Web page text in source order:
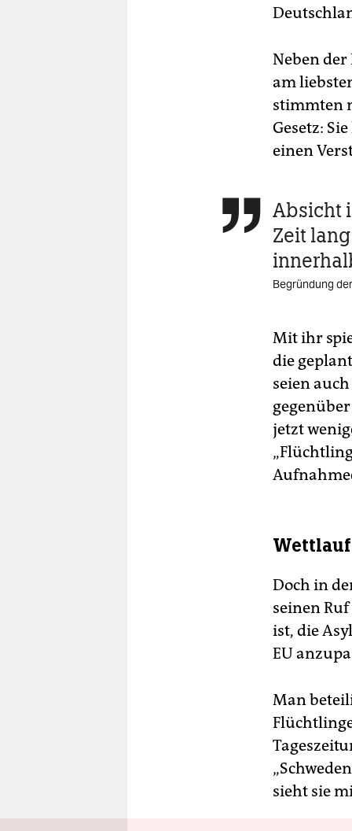
Neben der
am
stimmten
Gesetz:
einen
 Absicht
Zeit
Begründung
Mit ihr
die
seien
jetzt
Doch in
seinen
ist, die
EU
Man
sieht sie